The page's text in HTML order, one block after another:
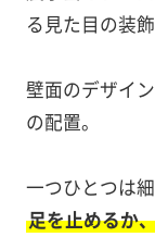
る見た目の装
壁面のデザイ
の配置。
一つひとつは
足を止めるか